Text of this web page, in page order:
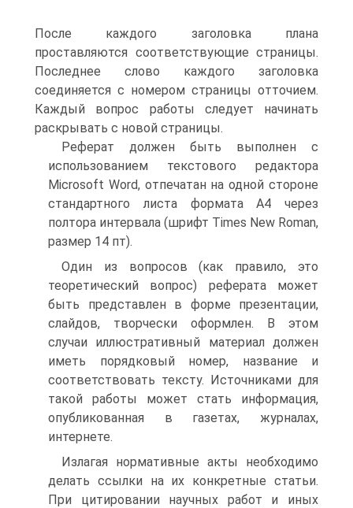
После каждого заголовка плана
проставляются соответствующие страницы.
Последнее слово каждого заголовка
соединяется с номером страницы отточием.
Каждый вопрос работы следует начинать
раскрывать с новой страницы.
Реферат должен быть выполнен с
использованием текстового редактора
Microsoft Word, отпечатан на одной стороне
стандартного листа формата А4 через
полтора интервала (шрифт Times New Roman,
размер 14 пт).
Один из вопросов (как правило, это
теоретический вопрос) реферата может
быть представлен в форме презентации,
слайдов, творчески оформлен. В этом
случаи иллюстративный материал должен
иметь порядковый номер, название и
соответствовать тексту. Источниками для
такой работы может стать информация,
опубликованная в газетах, журналах,
интернете.
Излагая нормативные акты необходимо
делать ссылки на их конкретные статьи.
При цитировании научных работ и иных